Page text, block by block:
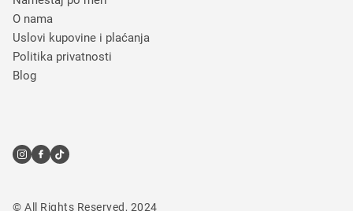
O nama
Uslovi kupovine i plaćanja
Politika privatnosti
Blog
© All Rights Reserved, 2024